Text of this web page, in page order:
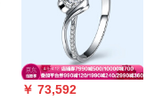
￥ 73,592